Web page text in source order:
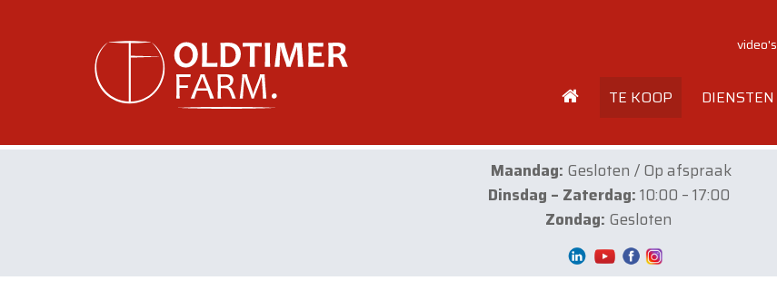
video's
TE KOOP DIENSTEN
Maandag: Gesloten / Op afspraak
Dinsdag – Zaterdag:10:00 – 17:00
Zondag: Gesloten